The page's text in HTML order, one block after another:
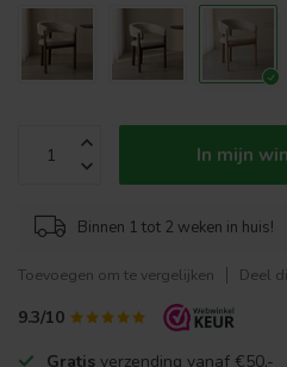
In mijn
Binnen 1 tot 2 weken in huis!
Toevoegen om te vergelijken Deel
9.3/10
Gratis verzending vanaf €50,-